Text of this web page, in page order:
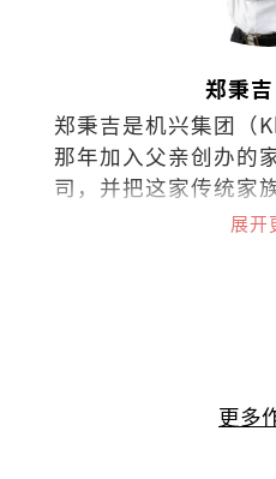
郑秉吉
郑秉吉是机兴集团（
那年加入父亲创办的
司，并把这家传统家
业经营的跨国集团，
展开
更多